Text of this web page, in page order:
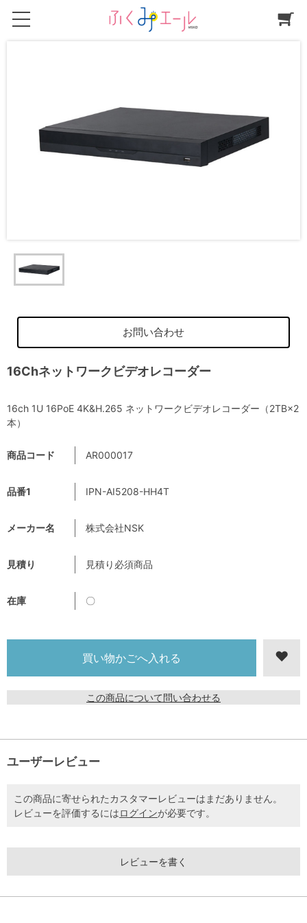
お問い合わせ
16Chネットワークビデオレコーダー
商品コード AR000017
品番1 IPN-AI5208-HH4T
メーカー名 株式会社NSK
見積り 見積り必須商品
在庫 〇
この商品について問い合わせる
16ch 1U 16PoE 4K&H.265 ネットワークビデオレコーダー（2TB×2
本）
ユーザーレビュー
この商品に寄せられたカスタマーレビューはまだありません。
レビューを評価するにはログインが必要です。
レビューを書く